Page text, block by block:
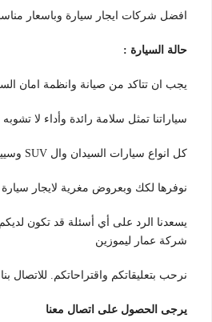
افضل شركات ايجار سيارة وباسعار
حالة السيارة :
يجب ان تتاكد من صيانة وانظمة امان
سياراتنا تمثل سلامة رائدة وأداء لا
كل انواع سيارات السيدان وال SUV وسييارات الدفع الرباعي
نوفرها لكك وبعروض مغرية لايجار
يسعدنا الرد على أي أسئلة قد تكون
شركة عمار ليموزين
نرحب بتعليقاتكم واقتراحاتكم. للاتصال
يرجى الحصول على اتصال معنا